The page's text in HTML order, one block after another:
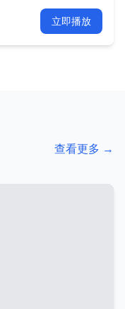
立即播放
查看更多 →